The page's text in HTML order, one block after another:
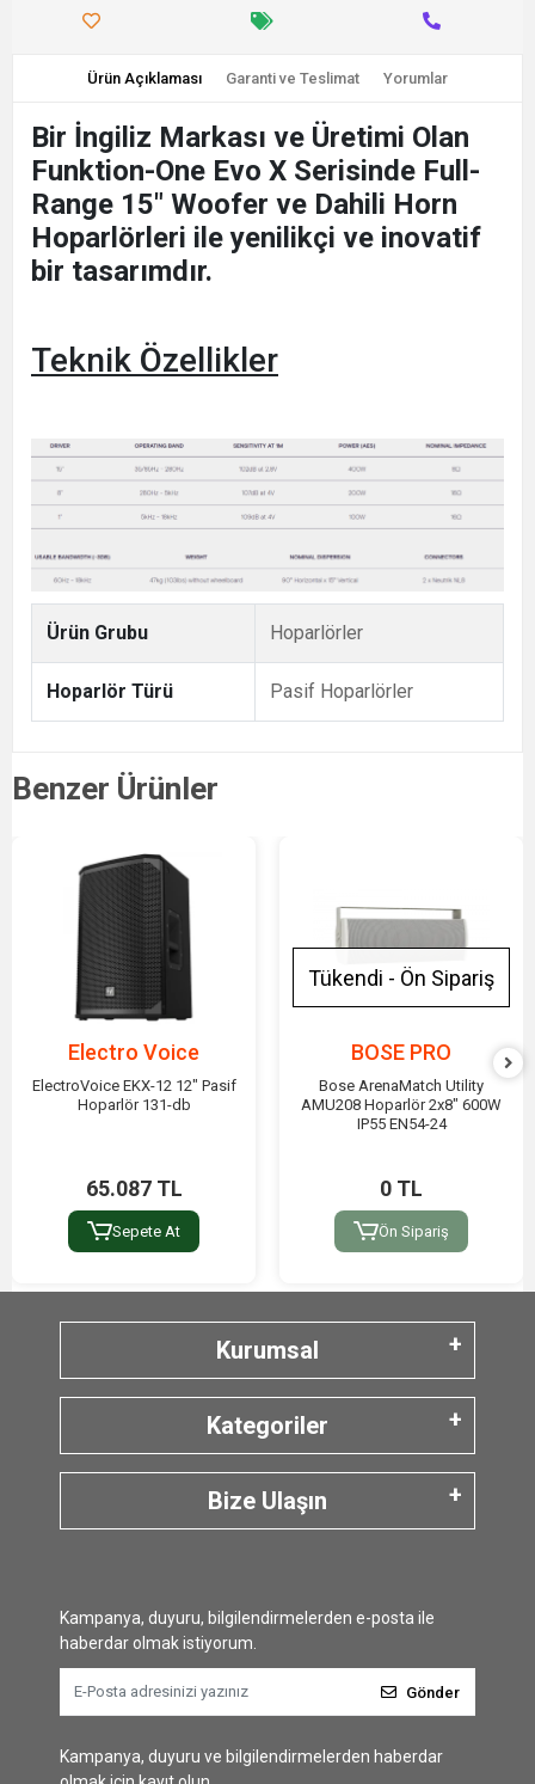
Ürün Açıklaması Garanti ve Teslimat Yorumlar
Bir İngiliz Markası ve Üretimi Olan
Funktion-One Evo X Serisinde Full-
Range 15" Woofer ve Dahili Horn
Hoparlörleri ile yenilikçi ve inovatif
bir tasarımdır.
Teknik Özellikler
Ürün Grubu Hoparlörler
Hoparlör Türü Pasif Hoparlörler
Benzer Ürünler
Electro Voice
ElectroVoice EKX-12 12" Pasif
Hoparlör 131-db
65.087 TL
Sepete At
Tükendi - Ön Sipariş
BOSE PRO
Bose ArenaMatch Utility
AMU208 Hoparlör 2x8" 600W
IP55 EN54-24
0 TL
Ön Sipariş
Kurumsal
Kategoriler
Bize Ulaşın
Kampanya, duyuru, bilgilendirmelerden e-posta ile
haberdar olmak istiyorum.
Gönder
Kampanya, duyuru ve bilgilendirmelerden haberdar